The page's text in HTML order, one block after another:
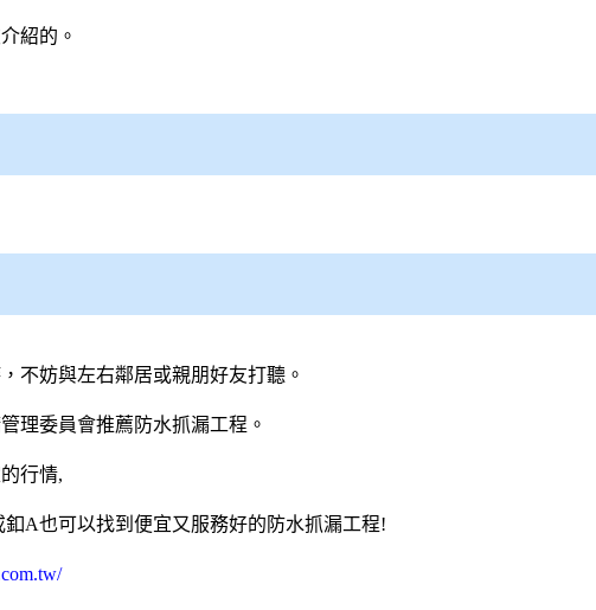
紹的。
不妨與左右鄰居或親朋好友打聽。
理委員會推薦防水抓漏工程。
行情,
A也可以找到便宜又服務好的防水抓漏工程!